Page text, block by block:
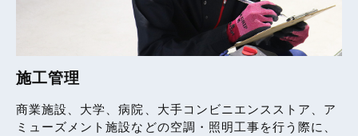
施工管理
商業施設、大学、病院、大手コンビニエンスストア、ア
ミューズメント施設などの空調・照明工事を行う際に、